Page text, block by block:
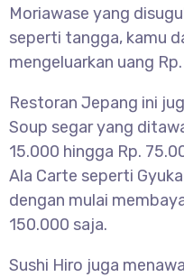
Moriawase yang
seperti tangga, kamu
mengeluarkan uang
Restoran Jepang ini
Soup segar yang
15.000 hingga Rp.
Ala Carte seperti
dengan mulai
150.000 saja.
Sushi Hiro juga